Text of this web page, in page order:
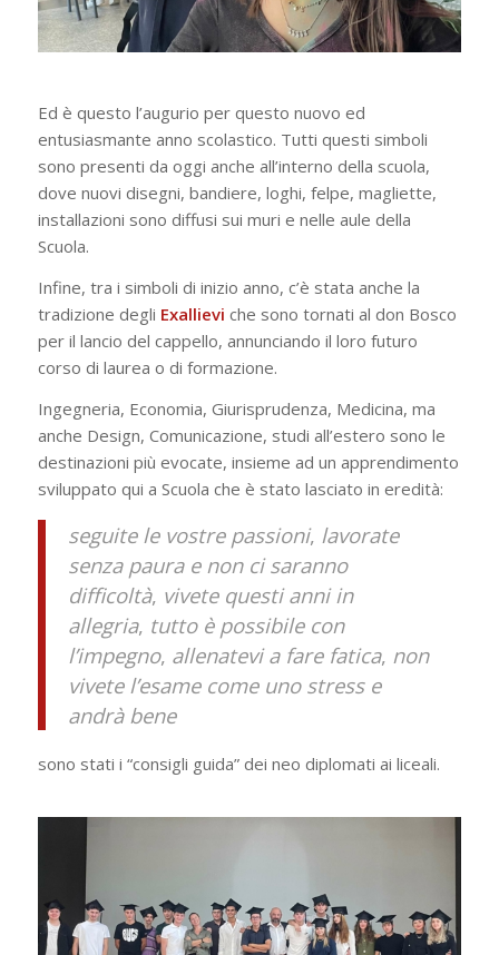
Ed è questo l’augurio per questo nuovo ed
entusiasmante anno scolastico. Tutti questi simboli
sono presenti da oggi anche all’interno della scuola,
dove nuovi disegni, bandiere, loghi, felpe, magliette,
installazioni sono diffusi sui muri e nelle aule della
Scuola.
Infine, tra i simboli di inizio anno, c’è stata anche la
tradizione degli Exallievi che sono tornati al don Bosco
per il lancio del cappello, annunciando il loro futuro
corso di laurea o di formazione.
Ingegneria, Economia, Giurisprudenza, Medicina, ma
anche Design, Comunicazione, studi all’estero sono le
destinazioni più evocate, insieme ad un apprendimento
sviluppato qui a Scuola che è stato lasciato in eredità:
seguite le vostre passioni, lavorate
senza paura e non ci saranno
difficoltà, vivete questi anni in
allegria, tutto è possibile con
l’impegno, allenatevi a fare fatica, non
vivete l’esame come uno stress e
andrà bene
sono stati i “consigli guida” dei neo diplomati ai liceali.